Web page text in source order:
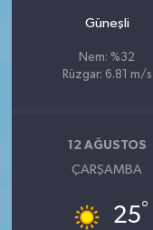
Güneşli
Nem: %32
Rüzgar: 6.81 m/s
12 AĞUSTOS
ÇARŞAMBA
25°